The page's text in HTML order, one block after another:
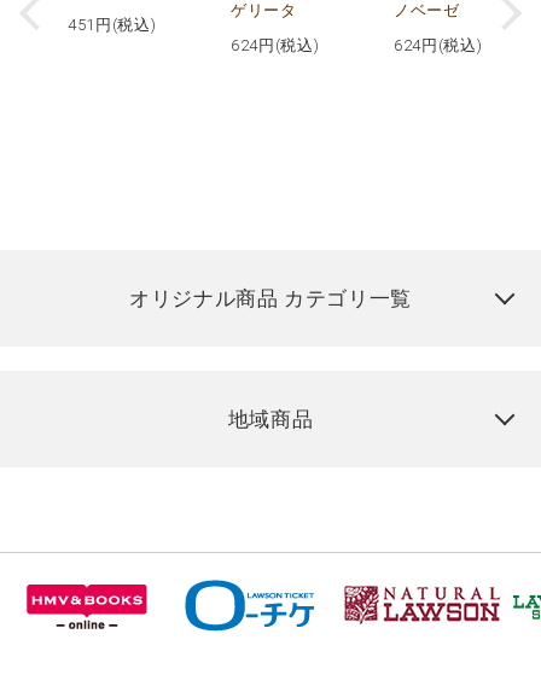
451 円(税込)
ゲリータ
624円(税込)
ノベーゼ
624円(税込)
オリジナル商品 カテゴリ一覧
地域商品